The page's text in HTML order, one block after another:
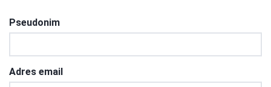
Pseudonim
Adres email